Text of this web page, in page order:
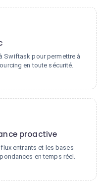
Swiftask pour permettre à
en toute sécurité.
proactive
entrants et les bases
en temps réel.